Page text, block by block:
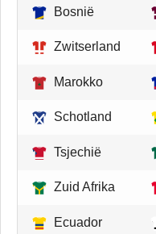
Bosnië
Zwitserland
Marokko
Schotland
Tsjechië
Zuid Afrika
Ecuador